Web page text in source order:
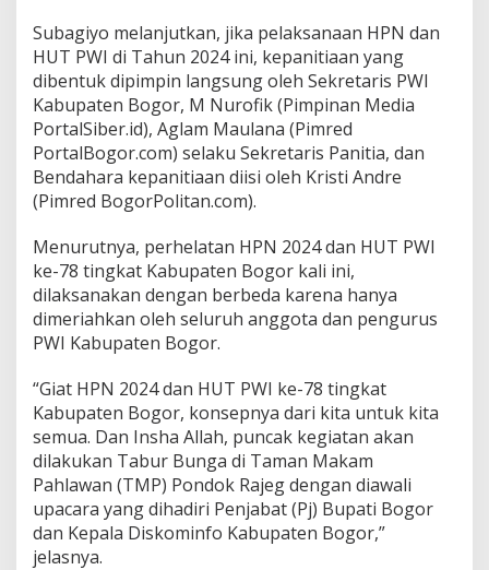
i
L
o
m
b
a
Subagiyo melanjutkan, jika pelaksanaan HPN dan
HUT PWI di Tahun 2024 ini, kepanitiaan yang
dibentuk dipimpin langsung oleh Sekretaris PWI
Kabupaten Bogor, M Nurofik (Pimpinan Media
PortalSiber.id), Aglam Maulana (Pimred
PortalBogor.com) selaku Sekretaris Panitia, dan
Bendahara kepanitiaan diisi oleh Kristi Andre
(Pimred BogorPolitan.com).
Menurutnya, perhelatan HPN 2024 dan HUT PWI
ke-78 tingkat Kabupaten Bogor kali ini,
dilaksanakan dengan berbeda karena hanya
dimeriahkan oleh seluruh anggota dan pengurus
PWI Kabupaten Bogor.
“Giat HPN 2024 dan HUT PWI ke-78 tingkat
Kabupaten Bogor, konsepnya dari kita untuk kita
semua. Dan Insha Allah, puncak kegiatan akan
dilakukan Tabur Bunga di Taman Makam
Pahlawan (TMP) Pondok Rajeg dengan diawali
upacara yang dihadiri Penjabat (Pj) Bupati Bogor
dan Kepala Diskominfo Kabupaten Bogor,”
jelasnya.